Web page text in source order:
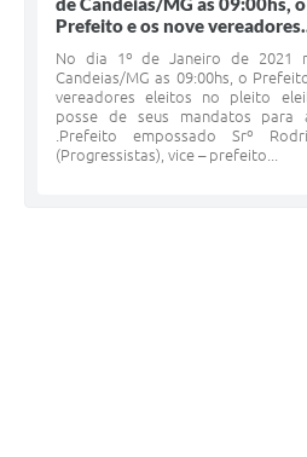
Prefeito e os nove
No dia 1º de Janeiro de 2021
Candeias/MG as 09:00hs, o
vereadores eleitos no pleito
posse de seus mandatos para
.Prefeito empossado Srº
(Progressistas), vice – prefeito...